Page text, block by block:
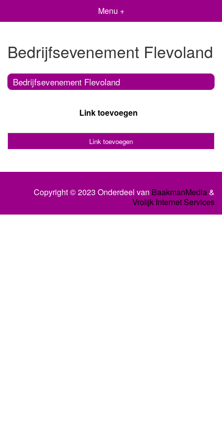
Menu +
Bedrijfsevenement Flevoland
Bedrijfsevenement Flevoland
Link toevoegen
Link toevoegen
Copyright © 2023 Onderdeel van BaakmanMedia&
Vrolijk Internet Services